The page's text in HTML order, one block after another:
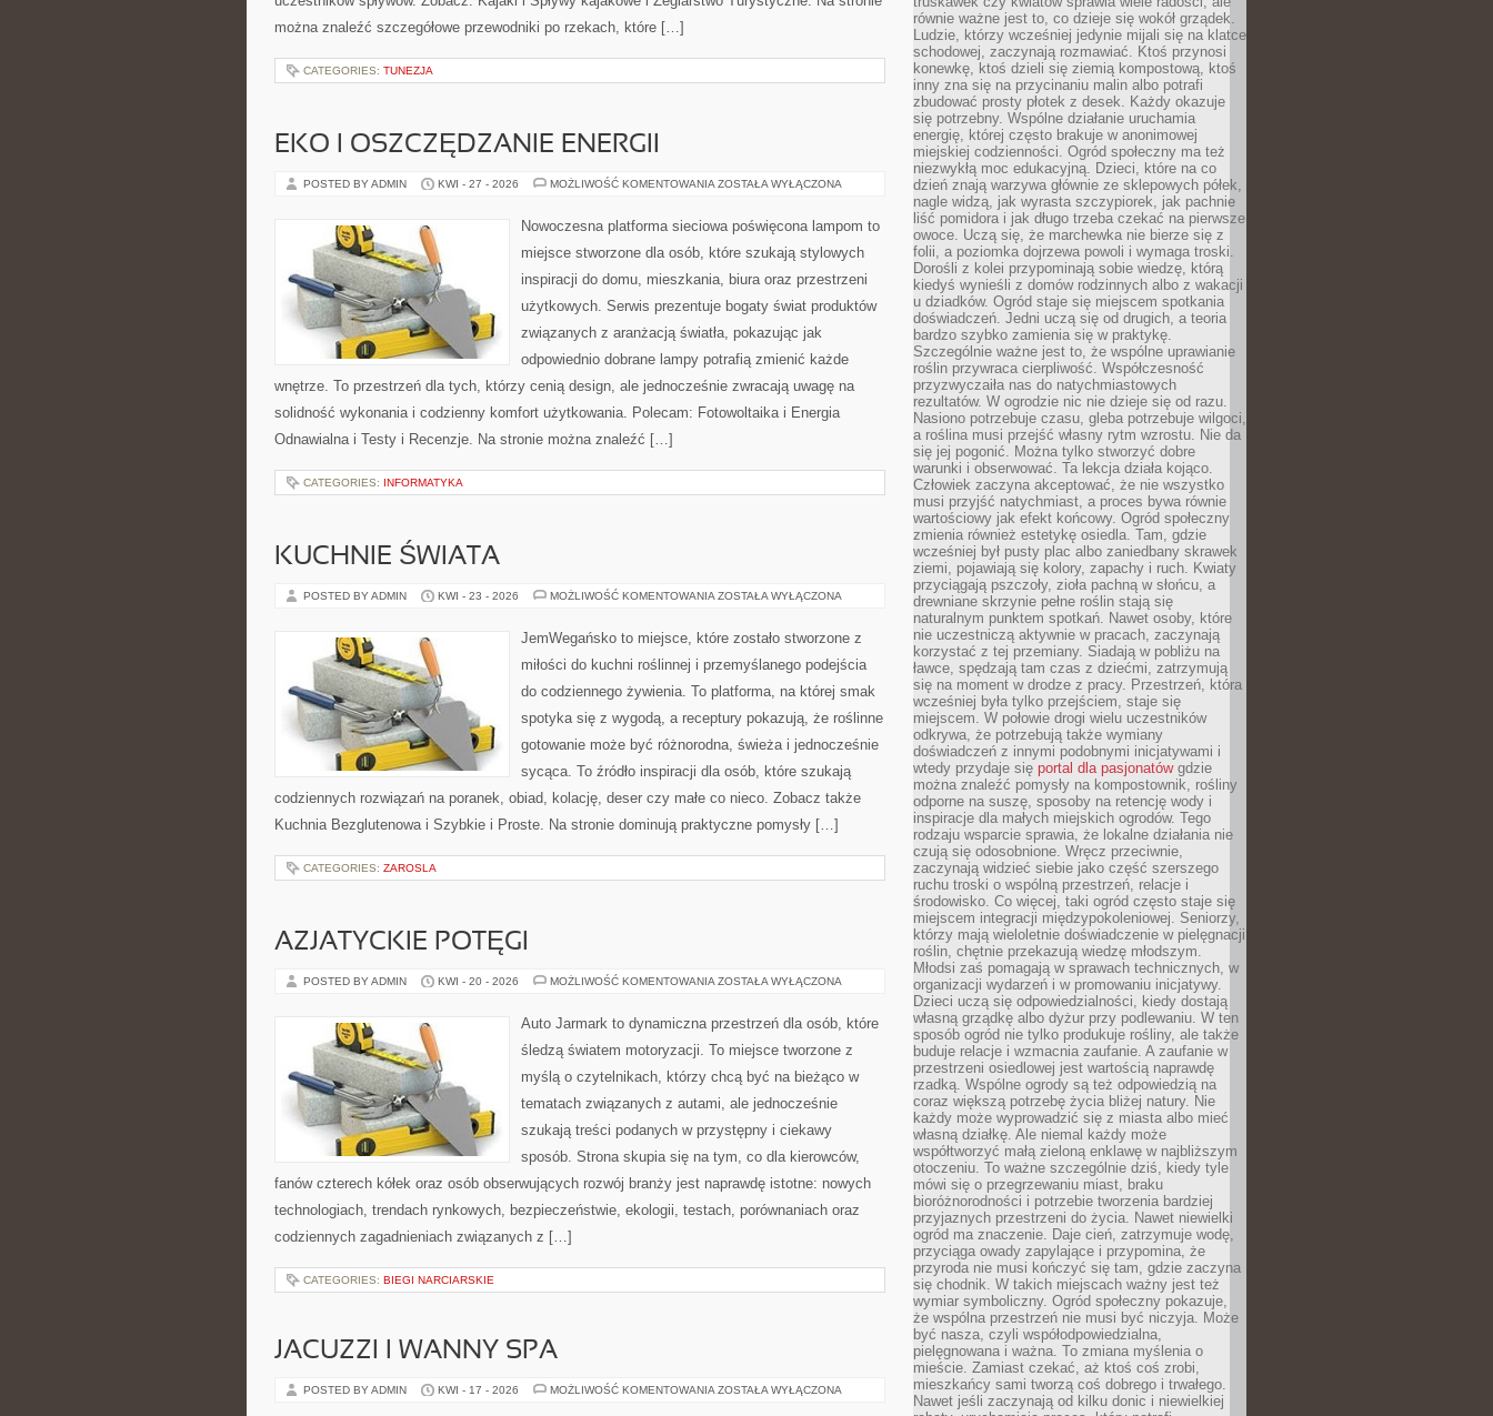
można znaleźć szczegółowe przewodniki po rzekach, które […]
CATEGORIES: TUNEZJA
EKO I OSZCZĘDZANIE ENERGII
POSTED BY ADMIN KWI - 27 - 2026 MOŻLIWOŚĆ KOMENTOWANIA EKO
ENERGII
ZOSTAŁA WYŁĄCZONA
Nowoczesna platforma sieciowa poświęcona lampom to
miejsce stworzone dla osób, które szukają stylowych
inspiracji do domu, mieszkania, biura oraz przestrzeni
użytkowych. Serwis prezentuje bogaty świat produktów
związanych z aranżacją światła, pokazując jak
odpowiednio dobrane lampy potrafią zmienić każde
wnętrze. To przestrzeń dla tych, którzy cenią design, ale jednocześnie zwracają uwagę na
solidność wykonania i codzienny komfort użytkowania. Polecam: Fotowoltaika i Energia
Odnawialna i Testy i Recenzje. Na stronie można znaleźć […]
CATEGORIES: INFORMATYKA
KUCHNIE ŚWIATA
POSTED BY ADMIN KWI - 23 - 2026 MOŻLIWOŚĆ KOMENTOWANIA KUCHNIE
ZOSTAŁA WYŁĄCZONA
JemWegańsko to miejsce, które zostało stworzone z
miłości do kuchni roślinnej i przemyślanego podejścia
do codziennego żywienia. To platforma, na której smak
spotyka się z wygodą, a receptury pokazują, że roślinne
gotowanie może być różnorodna, świeża i jednocześnie
sycąca. To źródło inspiracji dla osób, które szukają
codziennych rozwiązań na poranek, obiad, kolację, deser czy małe co nieco. Zobacz także
Kuchnia Bezglutenowa i Szybkie i Proste. Na stronie dominują praktyczne pomysły […]
CATEGORIES: ZAROSLA
AZJATYCKIE POTĘGI
POSTED BY ADMIN KWI - 20 - 2026 MOŻLIWOŚĆ KOMENTOWANIA AZJATYCKIE
ZOSTAŁA WYŁĄCZONA
Auto Jarmark to dynamiczna przestrzeń dla osób, które
śledzą światem motoryzacji. To miejsce tworzone z
myślą o czytelnikach, którzy chcą być na bieżąco w
tematach związanych z autami, ale jednocześnie
szukają treści podanych w przystępny i ciekawy
sposób. Strona skupia się na tym, co dla kierowców,
fanów czterech kółek oraz osób obserwujących rozwój branży jest naprawdę istotne: nowych
technologiach, trendach rynkowych, bezpieczeństwie, ekologii, testach, porównaniach oraz
codziennych zagadnieniach związanych z […]
CATEGORIES: BIEGI NARCIARSKIE
JACUZZI I WANNY SPA
POSTED BY ADMIN KWI - 17 - 2026 MOŻLIWOŚĆ KOMENTOWANIA JACUZZI
ZOSTAŁA WYŁĄCZONA
równie ważne jest to, co dzieje się wokół grządek.
Ludzie, którzy wcześniej jedynie mijali się na klatce
schodowej, zaczynają rozmawiać. Ktoś przynosi
konewkę, ktoś dzieli się ziemią kompostową, ktoś
inny zna się na przycinaniu malin albo potrafi
zbudować prosty płotek z desek. Każdy okazuje
się potrzebny. Wspólne działanie uruchamia
energię, której często brakuje w anonimowej
miejskiej codzienności. Ogród społeczny ma też
niezwykłą moc edukacyjną. Dzieci, które na co
dzień znają warzywa głównie ze sklepowych półek,
nagle widzą, jak wyrasta szczypiorek, jak pachnie
liść pomidora i jak długo trzeba czekać na pierwsze
owoce. Uczą się, że marchewka nie bierze się z
folii, a poziomka dojrzewa powoli i wymaga troski.
Dorośli z kolei przypominają sobie wiedzę, którą
kiedyś wynieśli z domów rodzinnych albo z wakacji
u dziadków. Ogród staje się miejscem spotkania
doświadczeń. Jedni uczą się od drugich, a teoria
bardzo szybko zamienia się w praktykę.
Szczególnie ważne jest to, że wspólne uprawianie
roślin przywraca cierpliwość. Współczesność
przyzwyczaiła nas do natychmiastowych
rezultatów. W ogrodzie nic nie dzieje się od razu.
Nasiono potrzebuje czasu, gleba potrzebuje wilgoci,
a roślina musi przejść własny rytm wzrostu. Nie da
się jej pogonić. Można tylko stworzyć dobre
warunki i obserwować. Ta lekcja działa kojąco.
Człowiek zaczyna akceptować, że nie wszystko
musi przyjść natychmiast, a proces bywa równie
wartościowy jak efekt końcowy. Ogród społeczny
zmienia również estetykę osiedla. Tam, gdzie
wcześniej był pusty plac albo zaniedbany skrawek
ziemi, pojawiają się kolory, zapachy i ruch. Kwiaty
przyciągają pszczoły, zioła pachną w słońcu, a
drewniane skrzynie pełne roślin stają się
naturalnym punktem spotkań. Nawet osoby, które
nie uczestniczą aktywnie w pracach, zaczynają
korzystać z tej przemiany. Siadają w pobliżu na
ławce, spędzają tam czas z dziećmi, zatrzymują
się na moment w drodze z pracy. Przestrzeń, która
wcześniej była tylko przejściem, staje się
miejscem. W połowie drogi wielu uczestników
odkrywa, że potrzebują także wymiany
doświadczeń z innymi podobnymi inicjatywami i
wtedy przydaje się portal dla pasjonatówgdzie
można znaleźć pomysły na kompostownik, rośliny
odporne na suszę, sposoby na retencję wody i
inspiracje dla małych miejskich ogrodów. Tego
rodzaju wsparcie sprawia, że lokalne działania nie
czują się odosobnione. Wręcz przeciwnie,
zaczynają widzieć siebie jako część szerszego
ruchu troski o wspólną przestrzeń, relacje i
środowisko. Co więcej, taki ogród często staje się
miejscem integracji międzypokoleniowej. Seniorzy,
którzy mają wieloletnie doświadczenie w pielęgnacji
roślin, chętnie przekazują wiedzę młodszym.
Młodsi zaś pomagają w sprawach technicznych, w
organizacji wydarzeń i w promowaniu inicjatywy.
Dzieci uczą się odpowiedzialności, kiedy dostają
własną grządkę albo dyżur przy podlewaniu. W ten
sposób ogród nie tylko produkuje rośliny, ale także
buduje relacje i wzmacnia zaufanie. A zaufanie w
przestrzeni osiedlowej jest wartością naprawdę
rzadką. Wspólne ogrody są też odpowiedzią na
coraz większą potrzebę życia bliżej natury. Nie
każdy może wyprowadzić się z miasta albo mieć
własną działkę. Ale niemal każdy może
współtworzyć małą zieloną enklawę w najbliższym
otoczeniu. To ważne szczególnie dziś, kiedy tyle
mówi się o przegrzewaniu miast, braku
bioróżnorodności i potrzebie tworzenia bardziej
przyjaznych przestrzeni do życia. Nawet niewielki
ogród ma znaczenie. Daje cień, zatrzymuje wodę,
przyciąga owady zapylające i przypomina, że
przyroda nie musi kończyć się tam, gdzie zaczyna
się chodnik. W takich miejscach ważny jest też
wymiar symboliczny. Ogród społeczny pokazuje,
że wspólna przestrzeń nie musi być niczyja. Może
być nasza, czyli współodpowiedzialna,
pielęgnowana i ważna. To zmiana myślenia o
mieście. Zamiast czekać, aż ktoś coś zrobi,
mieszkańcy sami tworzą coś dobrego i trwałego.
Nawet jeśli zaczynają od kilku donic i niewielkiej